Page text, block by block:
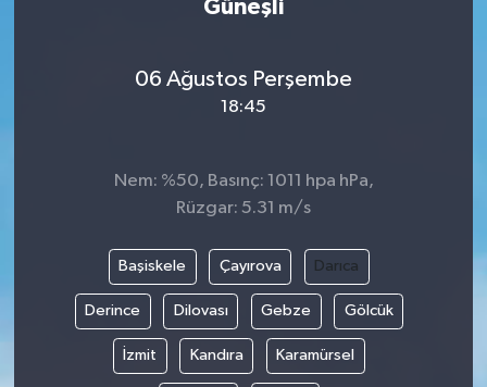
Güneşli
06 Ağustos Perşembe
18:45
Nem: %50, Basınç: 1011 hpa hPa,
Rüzgar: 5.31 m/s
Başiskele Çayırova Darıca
Derince Dilovası Gebze Gölcük
İzmit Kandıra Karamürsel